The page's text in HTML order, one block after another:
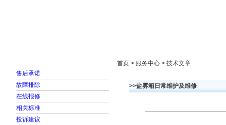
售后承诺
故障排除
在线报修
相关标准
投诉建议
首页 > 服务中心 > 技术文章
>>盐雾箱日常维护及维修